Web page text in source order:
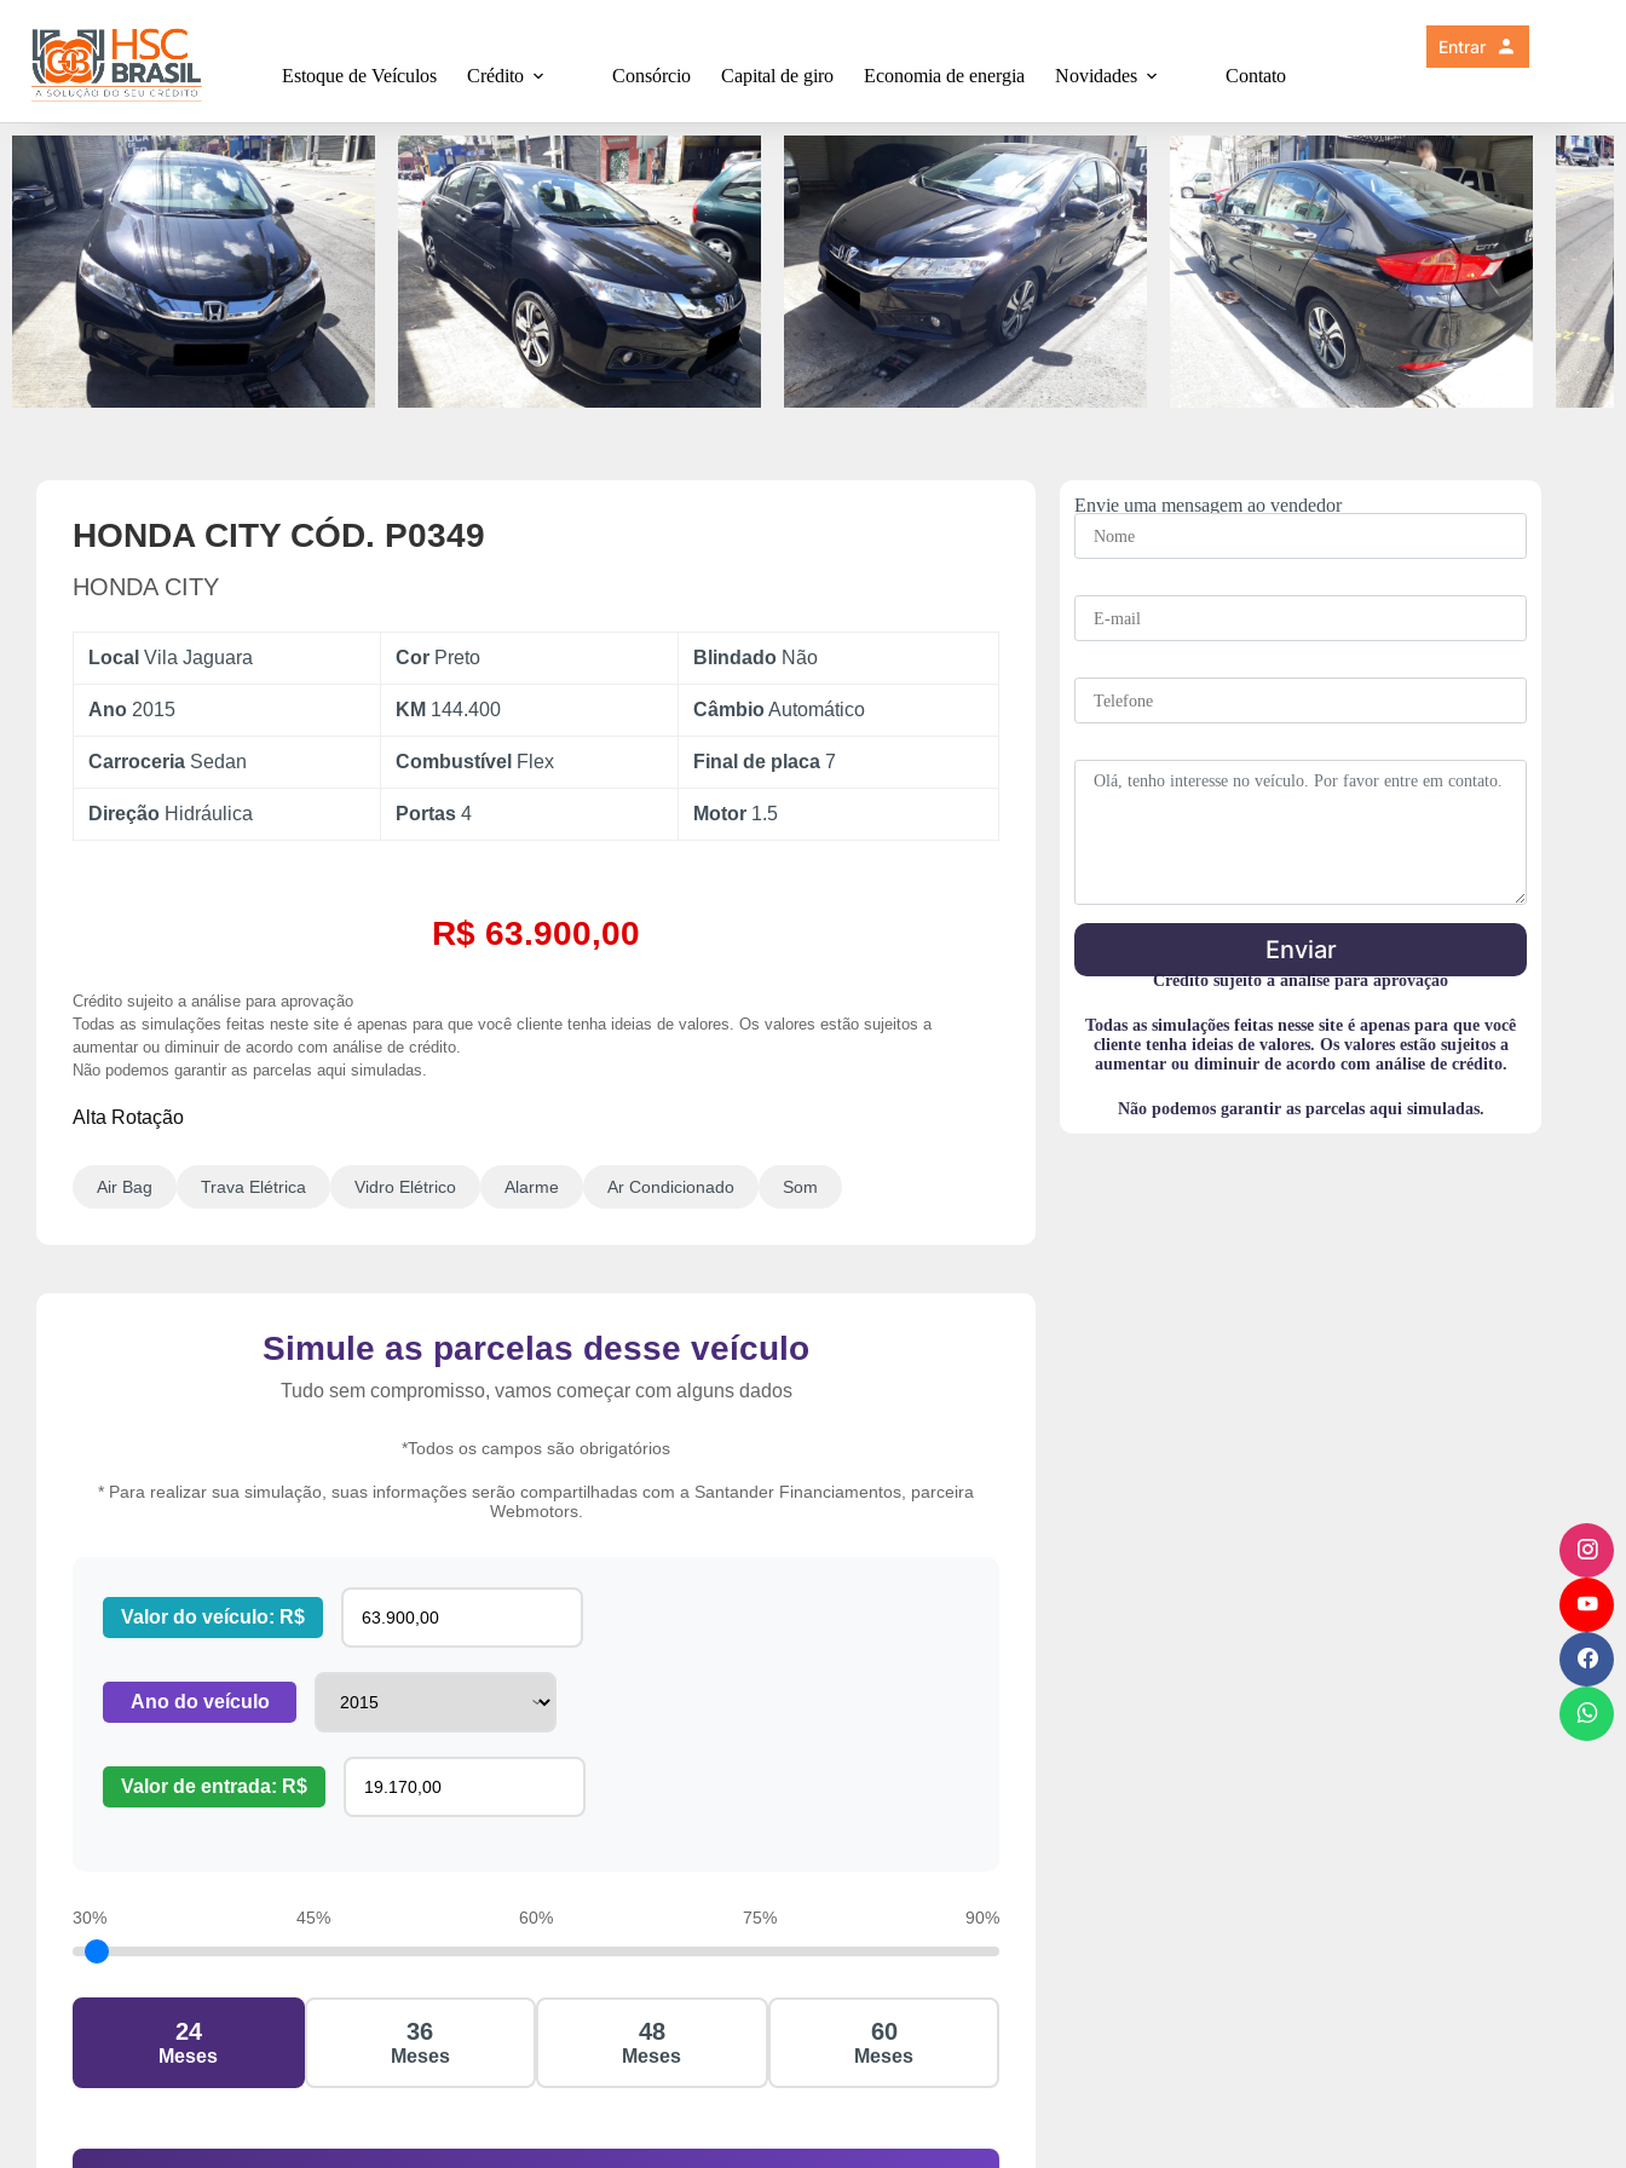
Estoque de Veículos Crédito Consórcio Capital de giro Economia de energia Novidades Contato
Entrar
HONDA CITY CÓD. P0349
HONDA CITY
Local Vila Jaguara Cor Preto Blindado Não
Ano 2015 KM 144.400 CâmbioAutomático
Carroceria Sedan Combustível Flex Final de placa 7
Direção Hidráulica Portas 4 Motor 1.5
R$ 63.900,00
Crédito sujeito a análise para aprovação
Todas as simulações feitas neste site é apenas para que você cliente tenha ideias de valores. Os valores estão sujeitos a
aumentar ou diminuir de acordo com análise de crédito.
Não podemos garantir as parcelas aqui simuladas.
Alta Rotação
Air Bag Trava Elétrica Vidro Elétrico Alarme Ar Condicionado Som
Simule as parcelas desse veículo
Tudo sem compromisso, vamos começar com alguns dados
*Todos os campos são obrigatórios
* Para realizar sua simulação, suas informações serão compartilhadas com a Santander Financiamentos, parceira
Webmotors.
Valor do veículo: R$
Ano do veículo
Valor de entrada: R$
30% 45% 60% 75% 90%
24
Meses
36
Meses
48
Meses
60
Meses
Envie uma mensagem ao vendedor
N
m
*E
m
i
*
T
l
fC
i
o
M
Enviar
Crédito sujeito a análise para aprovação
Todas as simulações feitas nesse site é apenas para que você
cliente tenha ideias de valores. Os valores estão sujeitos a
aumentar ou diminuir de acordo com análise de crédito.
Não podemos garantir as parcelas aqui simuladas.